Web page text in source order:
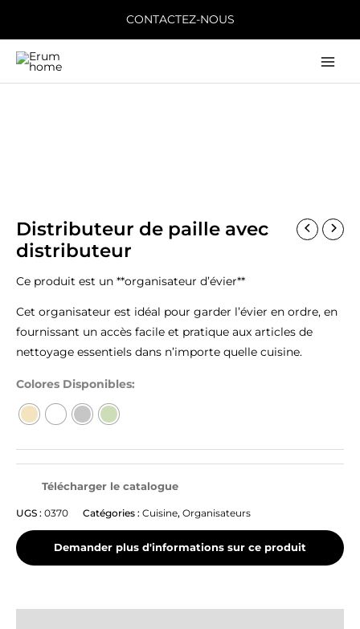
contenu
CONTACTEZ-NOUS
Main
Distributeur de paille avec
distributeur
Ce produit est un **organisateur d’évier**
Cet organisateur est idéal pour garder l’évier en ordre, en
fournissant un accès facile et pratique aux articles de
nettoyage essentiels dans n’importe quelle cuisine.
Colores Disponibles:
Télécharger le catalogue
UGS : 0370 Catégories : Cuisine, Organisateurs